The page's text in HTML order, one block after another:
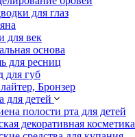
для глаз
для век
основа
для ресниц
для губ
Бронзер
для детей
полости рта для детей
декоративная косметика